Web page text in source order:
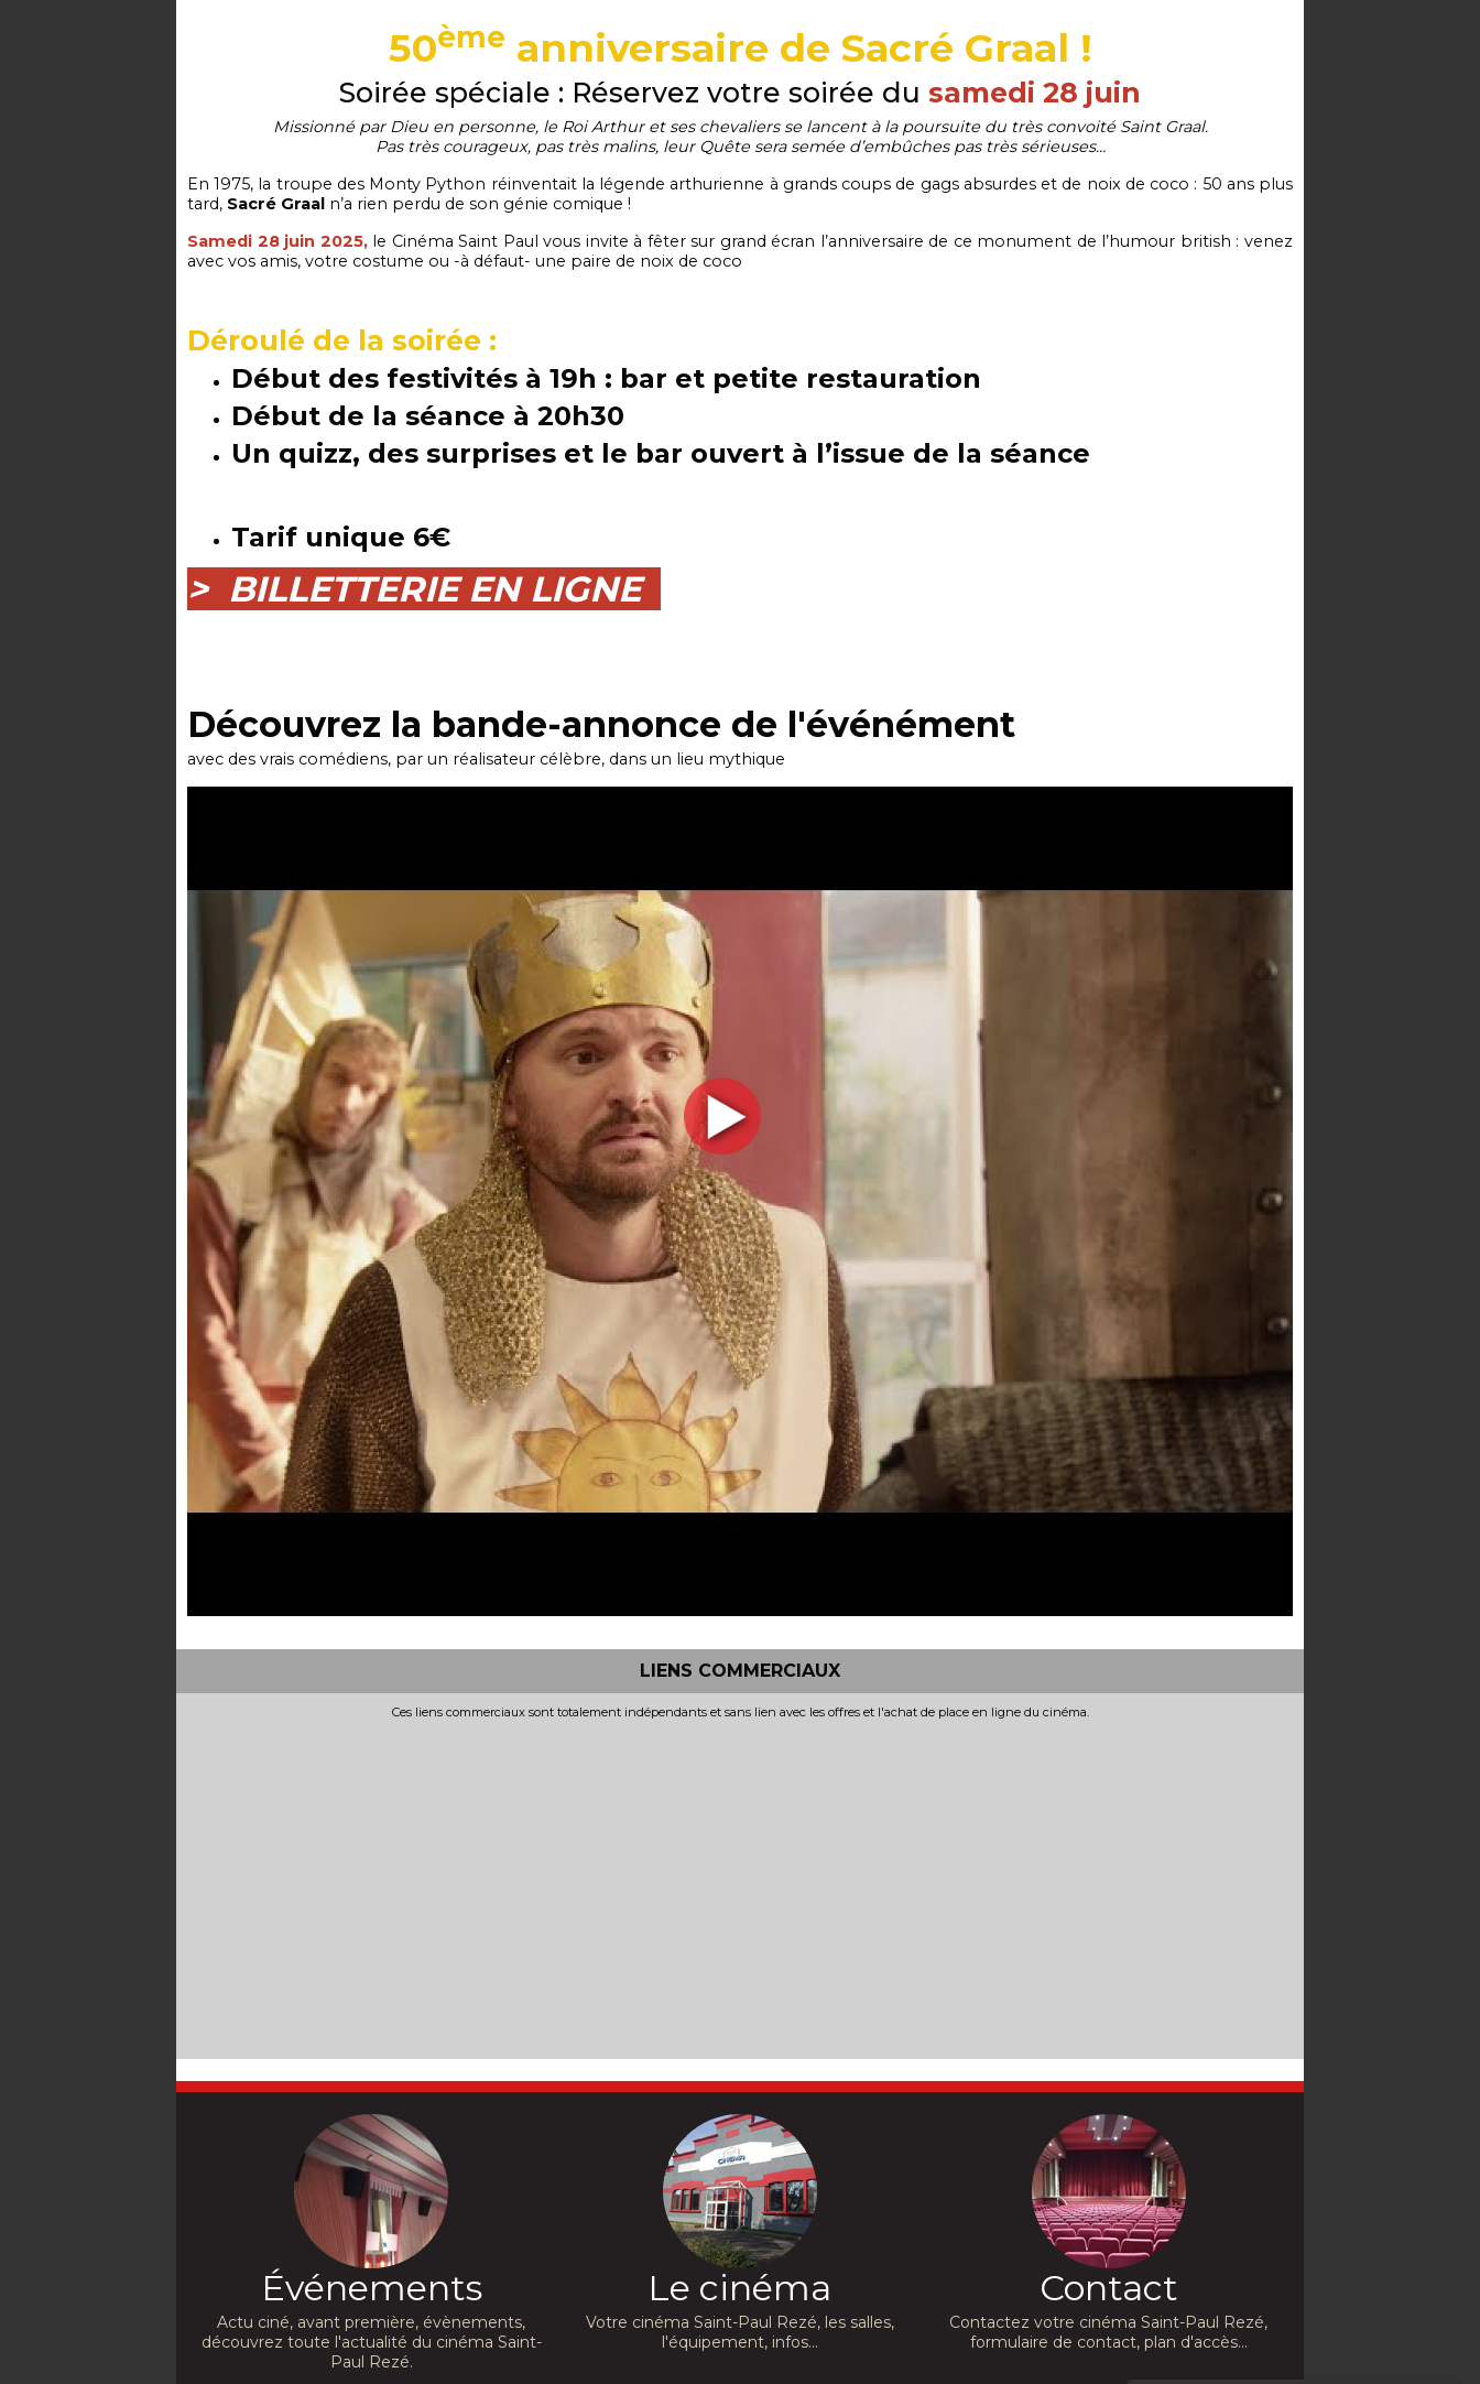
50èmeanniversaire de Sacré Graal !
Soirée spéciale : Réservez votre soirée du samedi 28 juin
Missionné par Dieu en personne, le Roi Arthur et ses chevaliers se lancent à la poursuite du très convoité Saint Graal.
Pas très courageux, pas très malins, leur Quête sera semée d’embûches pas très sérieuses…
En 1975, la troupe des Monty Python réinventait la légende arthurienne à grands coups de gags absurdes et de noix de coco : 50 ans plus
tard, Sacré Graal n’a rien perdu de son génie comique !
Samedi 28 juin 2025,le Cinéma Saint Paul vous invite à fêter sur grand écran l’anniversaire de ce monument de l’humour british : venez
avec vos amis, votre costume ou -à défaut- une paire de noix de coco
Déroulé de la soirée :
Début des festivités à 19h : bar et petite restauration
Début de la séance à 20h30
Un quizz, des surprises et le bar ouvert à l’issue de la séance
Tarif unique 6€
> BILLETTERIE EN LIGNE
Découvrez la bande-annonce de l'événément
avec des vrais comédiens, par un réalisateur célèbre, dans un lieu mythique
LIENS COMMERCIAUX
Ces liens commerciaux sont totalement indépendants et sans lien avec les offres et l'achat de place en ligne du cinéma.
Événements
Actu ciné, avant première, évènements,
découvrez toute l'actualité du cinéma Saint-
Paul Rezé.
Le cinéma
Votre cinéma Saint-Paul Rezé, les salles,
l'équipement, infos...
Contact
Contactez votre cinéma Saint-Paul Rezé,
formulaire de contact, plan d'accès...